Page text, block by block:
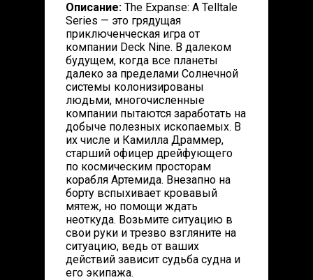
Описание: The Expanse: A Telltale
Series — это грядущая
приключенческая игра от
компании Deck Nine. В далеком
будущем, когда все планеты
далеко за пределами Солнечной
системы колонизированы
людьми, многочисленные
компании пытаются заработать на
добыче полезных ископаемых. В
их числе и Камилла Драммер,
старший офицер дрейфующего
по космическим просторам
корабля Артемида. Внезапно на
борту вспыхивает кровавый
мятеж, но помощи ждать
неоткуда. Возьмите ситуацию в
свои руки и трезво взгляните на
ситуацию, ведь от ваших
действий зависит судьба судна и
его экипажа.